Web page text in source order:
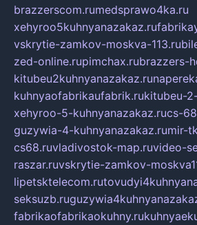
brazzerscom.rumedsprawo4ka.ru
xehyroo5kuhnyanazakaz.ru
vskrytie-zamkov-moskva-113.ru
zed-online.rupimchax.rubrazzers-
kitubeu2kuhnyanazakaz.ru
kuhnyaofabrikaufabrik.rukitubeu-
xehyroo-5-kuhnyanazakaz.rucs-
guzywia-4-kuhnyanazakaz.rumir-
cs68.ruvladivostok-map.ruvideo-
raszar.ruvskrytie-zamkov-
lipetsktelecom.ru
seksuzb.ru
fabrikaofabrikaokuhny.ru